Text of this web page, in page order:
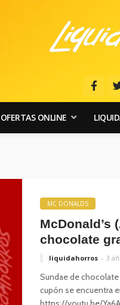
OFERTAS ONLINE
MC DONALDS
McDonald’s
chocolate
liquidahorros 3
Sundae de
cupón se encuentra